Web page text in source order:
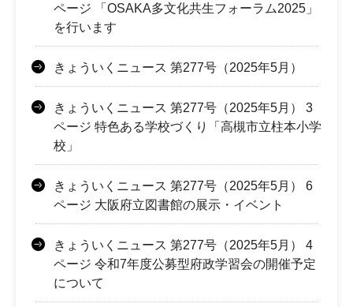
ページ 「OSAKA多文化共生フォーラム2025」
を行います
きょういくニュース 第277号（2025年5月）
きょういくニュース 第277号（2025年5月） 3
ページ 特色ある学校づくり「高槻市立柱本小学
校」
きょういくニュース 第277号（2025年5月） 6
ページ 大阪府立図書館の展示・イベント
きょういくニュース 第277号（2025年5月） 4
ページ 令和7年度公募型府政学習会の開催予定
について